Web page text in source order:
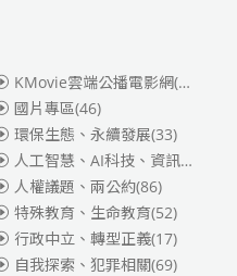
KMovie雲端公播電影網(迪士尼、福斯、索尼)
(186)
國片專區(46)
環保生態、永續發展(33)
人工智慧、AI科技、資訊安全
人權議題、兩公約(86)
特殊教育、生命教育(52)
行政中立、轉型正義(17)
自我探索、犯罪相關(69)